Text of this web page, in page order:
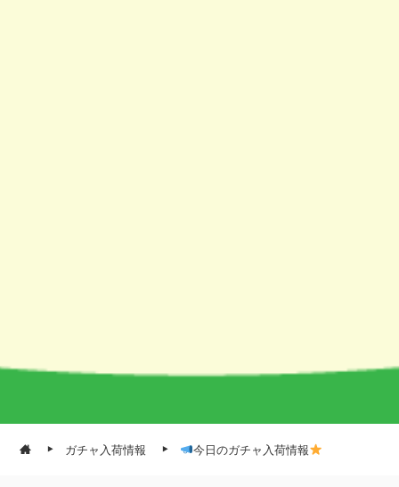
ガチャ入荷情報 今日のガチャ入荷情報